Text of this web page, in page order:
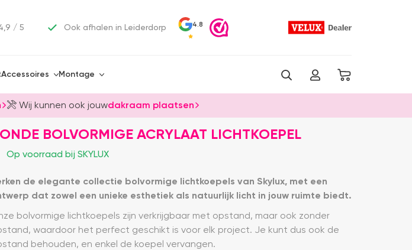
/ 5 Ook afhalen in Leiderdorp 4.8
Accessoires Montage
Wij kunnen ook jouwdakraam plaatsen
BOLVORMIGE ACRYLAAT LICHTKOEPEL
Op voorraad bij SKYLUX
de elegante collectie bolvormige lichtkoepels van Skylux, met een
dat zowel een unieke esthetiek als natuurlijk licht in jouw ruimte biedt.
bolvormige lichtkoepels zijn verkrijgbaar met opstand, maar ook zonder
waardoor het perfect geschikt is voor elk project. Je kunt dus ook de
behouden, en enkel de koepel vervangen.